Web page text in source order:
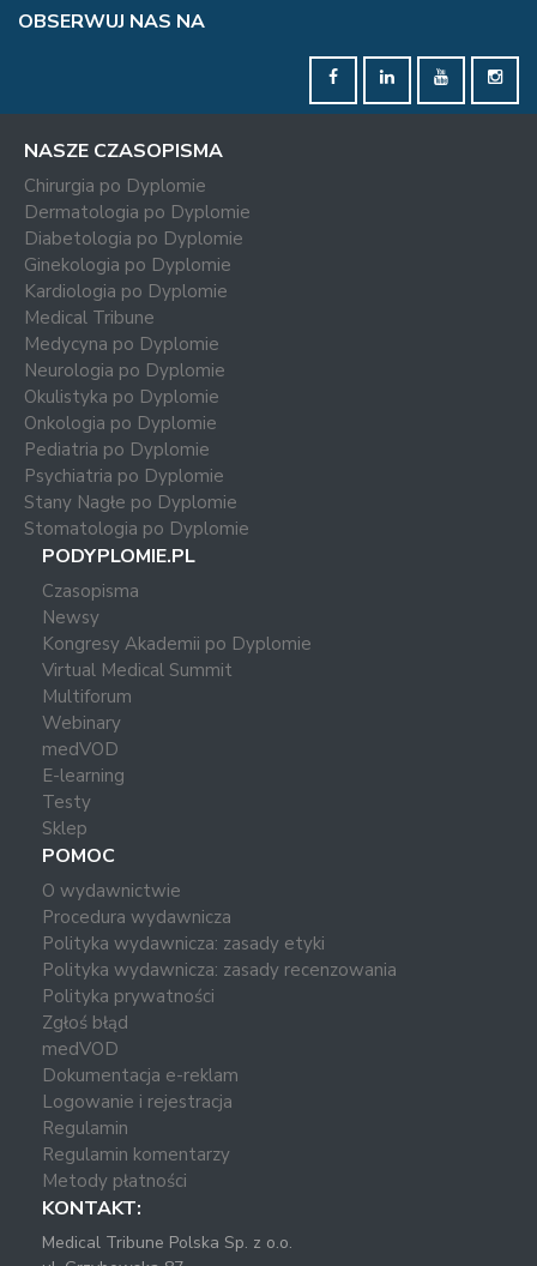
OBSERWUJ NAS NA
NASZE CZASOPISMA
Chirurgia po Dyplomie
Dermatologia po Dyplomie
Diabetologia po Dyplomie
Ginekologia po Dyplomie
Kardiologia po Dyplomie
Medical Tribune
Medycyna po Dyplomie
Neurologia po Dyplomie
Okulistyka po Dyplomie
Onkologia po Dyplomie
Pediatria po Dyplomie
Psychiatria po Dyplomie
Stany Nagłe po Dyplomie
Stomatologia po Dyplomie
PODYPLOMIE.PL
Czasopisma
Newsy
Kongresy Akademii po Dyplomie
Virtual Medical Summit
Multiforum
Webinary
medVOD
E-learning
Testy
Sklep
POMOC
O wydawnictwie
Procedura wydawnicza
Polityka wydawnicza: zasady etyki
Polityka wydawnicza: zasady recenzowania
Polityka prywatności
Zgłoś błąd
medVOD
Dokumentacja e-reklam
Logowanie i rejestracja
Regulamin
Regulamin komentarzy
Metody płatności
KONTAKT:
Medical Tribune Polska Sp. z o.o.